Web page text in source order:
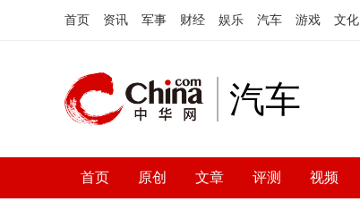
首页 资讯 军事 财经 娱乐 汽车 游戏 文化
汽车
首页 原创 文章 评测 视频